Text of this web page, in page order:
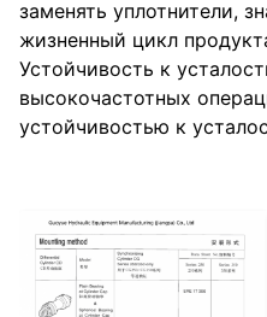
заменять уплотнители,
жизненный цикл
Устойчивость к
высокочастотных
устойчивостью к